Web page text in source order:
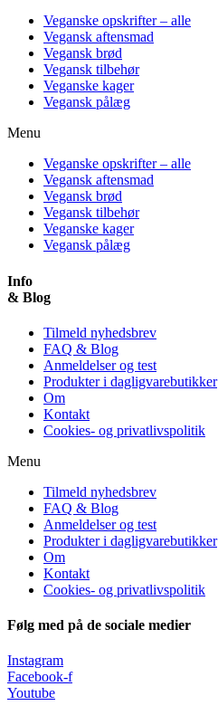
Veganske opskrifter – alle
Vegansk aftensmad
Vegansk brød
Vegansk tilbehør
Veganske kager
Vegansk pålæg
Menu
Veganske opskrifter – alle
Vegansk aftensmad
Vegansk brød
Vegansk tilbehør
Veganske kager
Vegansk pålæg
Info
& Blog
Tilmeld nyhedsbrev
FAQ & Blog
Anmeldelser og test
Produkter i dagligvarebutikker
Om
Kontakt
Cookies- og privatlivspolitik
Menu
Tilmeld nyhedsbrev
FAQ & Blog
Anmeldelser og test
Produkter i dagligvarebutikker
Om
Kontakt
Cookies- og privatlivspolitik
Følg med på de sociale medier
Instagram
Facebook-f
Youtube